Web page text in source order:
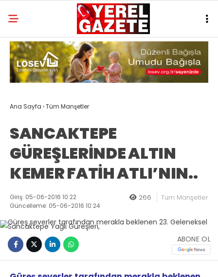
Ana Sayfa ›Tüm Manşetler
SANCAKTEPE
GÜREŞLERİNDE ALTIN
KEMER FATİH ATLI’NIN..
Giriş: 05-06-2016 10:22
Güncelleme: 05-06-2016 10:24
266 Tüm Manşetler
ABONE OL